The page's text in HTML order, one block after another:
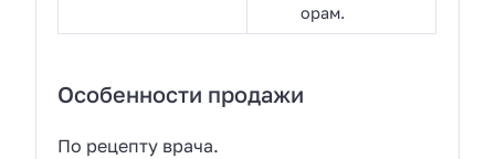
орам.
Особенности продажи
По рецепту врача.